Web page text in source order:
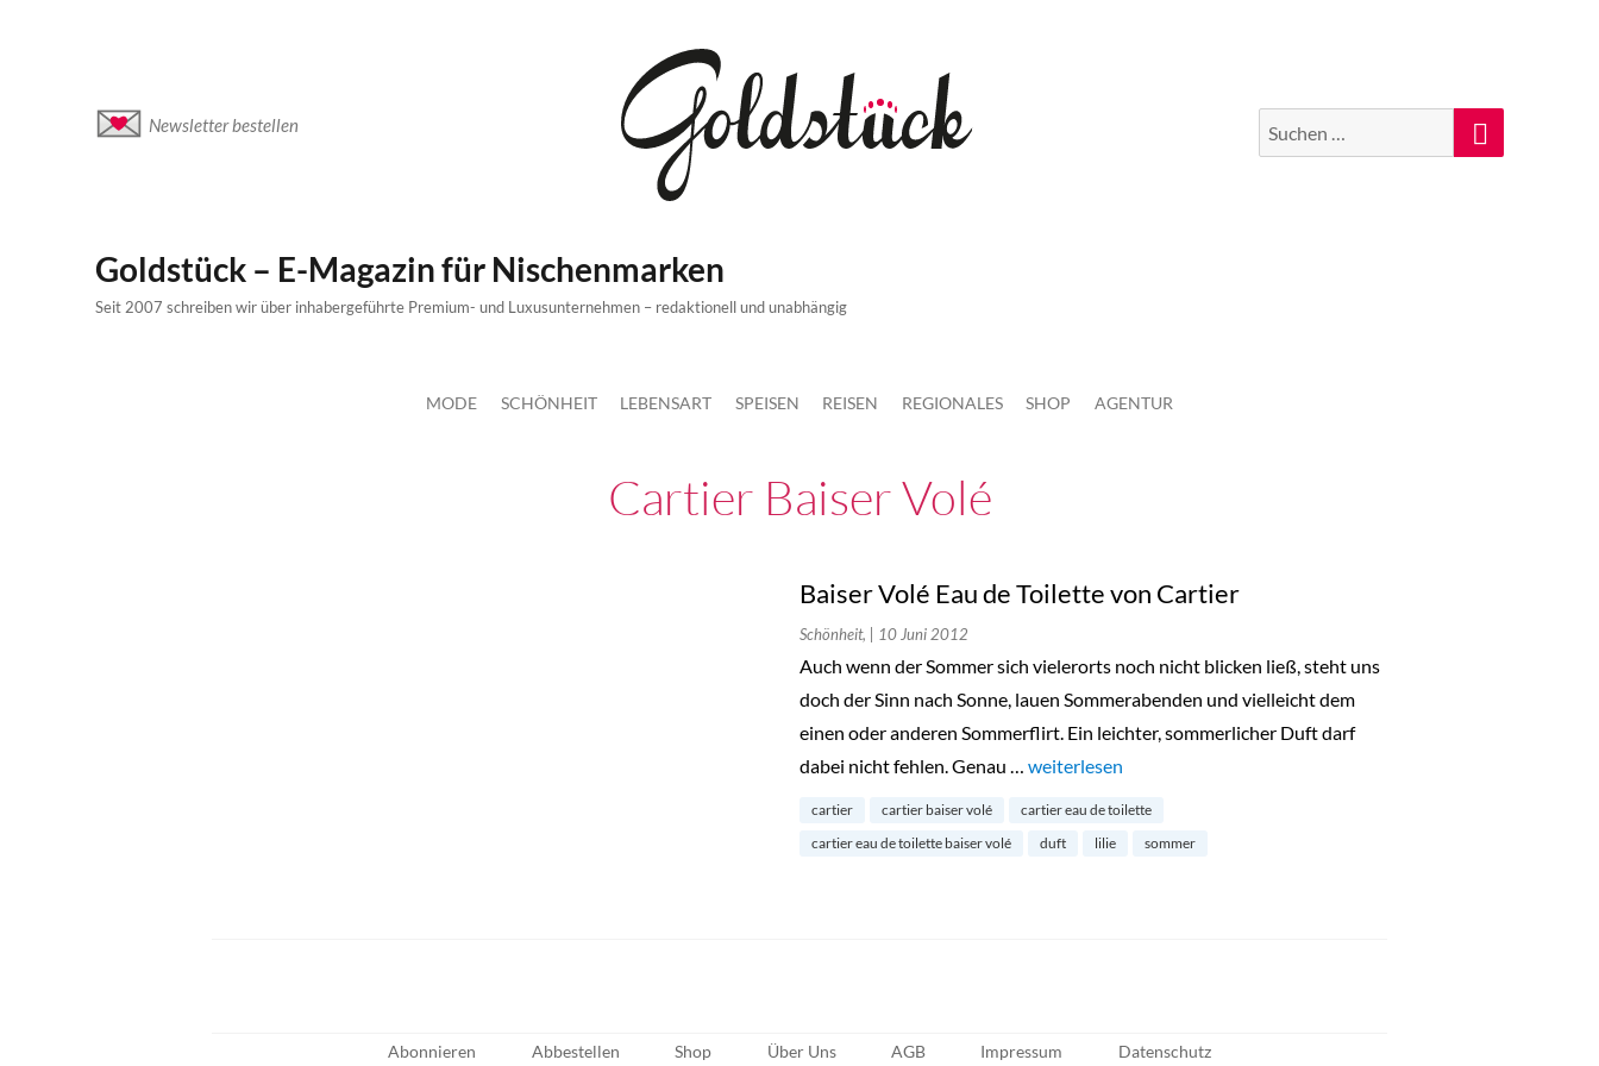
Newsletter bestellen
Suche
nach:
Suchen
Goldstück – E-Magazin für Nischenmarken
Seit 2007 schreiben wir über inhabergeführte Premium- und Luxusunternehmen – redaktionell und unabhängig
MODE SCHÖNHEIT LEBENSART SPEISEN REISEN REGIONALES SHOP AGENTUR
Cartier Baiser Volé
Baiser Volé Eau de Toilette von Cartier
Schönheit, | 10 Juni 2012
Auch wenn der Sommer sich vielerorts noch nicht blicken ließ, steht uns
doch der Sinn nach Sonne, lauen Sommerabenden und vielleicht dem
einen oder anderen Sommerflirt. Ein leichter, sommerlicher Duft darf
dabei nicht fehlen. Genau … „Baiser Volé Eau de Toilette von Cartier“
weiterlesen
cartier cartier baiser volé
cartier eau de toilette
cartier eau de toilette baiser volé
duft lilie sommer
Abonnieren Abbestellen Shop Über Uns AGB Impressum Datenschutz